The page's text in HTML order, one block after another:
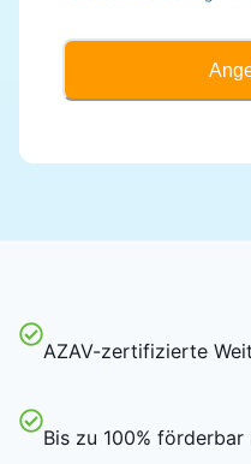
AZAV-zertifizierte
Bis zu 100%